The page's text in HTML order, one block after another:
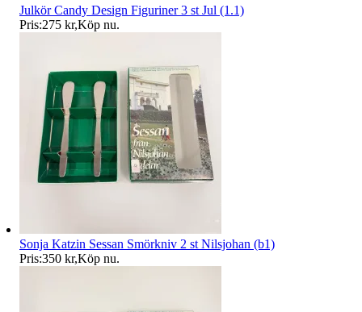
Julkör Candy Design Figuriner 3 st Jul (1.1)
Pris:275 kr,Köp nu.
Sonja Katzin Sessan Smörkniv 2 st Nilsjohan (b1)
Pris:350 kr,Köp nu.